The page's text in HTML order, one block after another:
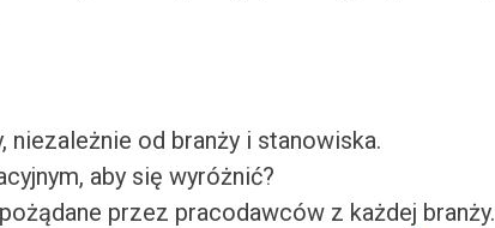
niezależnie od branży i stanowiska.
aby się wyróżnić?
przez pracodawców z każdej branży.